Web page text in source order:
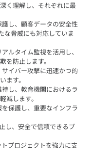
く理解し、それぞれに最
し、顧客データの安全性
な脅威にも対応していま
ルタイム監視を活用し、
を防止します。
イバー攻撃に迅速かつ的
ます。
し、教育機関におけるラ
減します。
保護し、重要なインフラ
し、安全で信頼できるプ
プロジェクトを強力に支